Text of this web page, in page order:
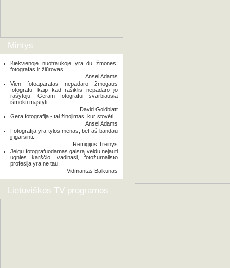
Mintys
Kiekvienoje nuotraukoje yra du žmonės:
fotografas ir žiūrovas.
Ansel Adams
Vien fotoaparatas nepadaro žmogaus
fotografu, kaip kad rašiklis nepadaro jo
rašytoju, Geram fotografui svarbiausia
išmokti mąstyti.
David Goldblatt
Gera fotografija - tai žinojimas, kur stovėti.
Ansel Adams
Fotografija yra tylos menas, bet aš bandau
jį įgarsinti.
Remigijus Treinys
Jeigu fotografuodamas gaisrą veidu nejauti
ugnies karščio, vadinasi, fotožurnalisto
profesija yra ne tau.
Vidmantas Balkūnas
Lietuviškos TV programos